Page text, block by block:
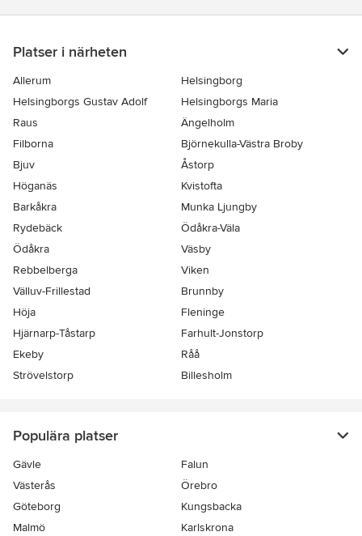
Platser i närheten
Allerum
Helsingborg
Helsingborgs Gustav Adolf
Helsingborgs Maria
Raus
Ängelholm
Filborna
Björnekulla-Västra Broby
Bjuv
Åstorp
Höganäs
Kvistofta
Barkåkra
Munka Ljungby
Rydebäck
Ödåkra-Väla
Ödåkra
Väsby
Rebbelberga
Viken
Välluv-Frillestad
Brunnby
Höja
Fleninge
Hjärnarp-Tåstarp
Farhult-Jonstorp
Ekeby
Råå
Strövelstorp
Billesholm
Populära platser
Gävle
Falun
Västerås
Örebro
Göteborg
Kungsbacka
Malmö
Karlskrona